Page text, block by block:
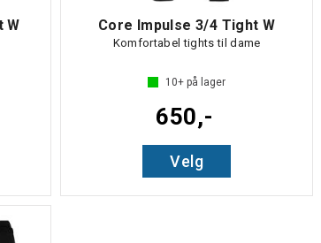
W Core Impulse 3/4 Tight W
Komfortabel tights til dame
10+ på lager
650,-
Velg